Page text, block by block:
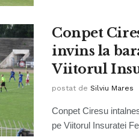
Conpet
invins la
Viitorul
postat de Silviu Mares
Conpet Ciresu
pe Viitorul Insuratei